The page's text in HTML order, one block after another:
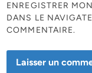
ENREGISTRER
DANS LE
COMMENTAIRE.